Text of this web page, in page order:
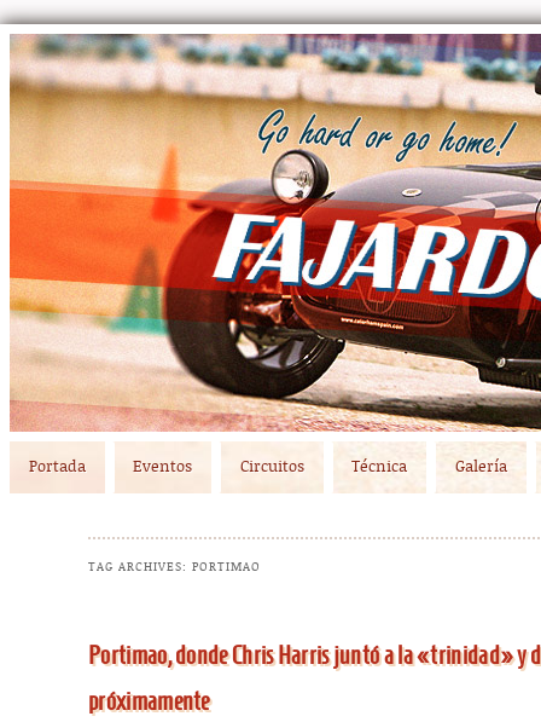
Skip to primary content
Skip to secondary content
Portada Eventos Circuitos Técnica Galería
TAG ARCHIVES:PORTIMAO
Portimao, donde Chris Harris juntó a la «trinidad» y
próximamente